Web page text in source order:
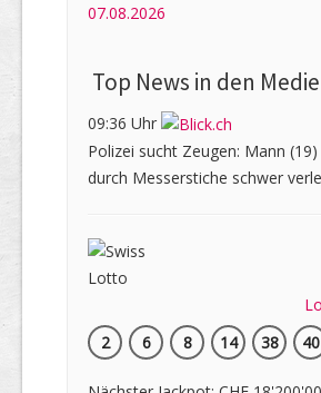
07.08.2026
Top News in den
09:36 Uhr
Polizei sucht Zeugen: Mann
durch Messerstiche schwer
2
6 8 14 38 40